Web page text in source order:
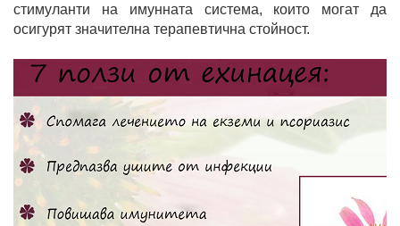
стимуланти на имунната система, които могат да
осигурят значителна терапевтична стойност.